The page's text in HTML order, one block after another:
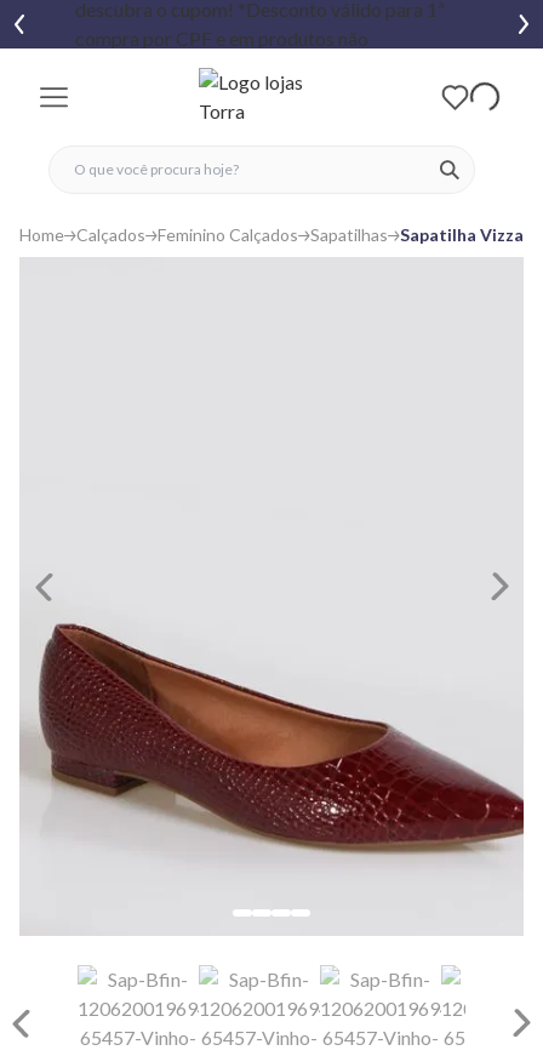
ver
fechar menu
fechar menu
favoritos
Home Calçados Feminino Calçados Sapatilhas Sapatilha